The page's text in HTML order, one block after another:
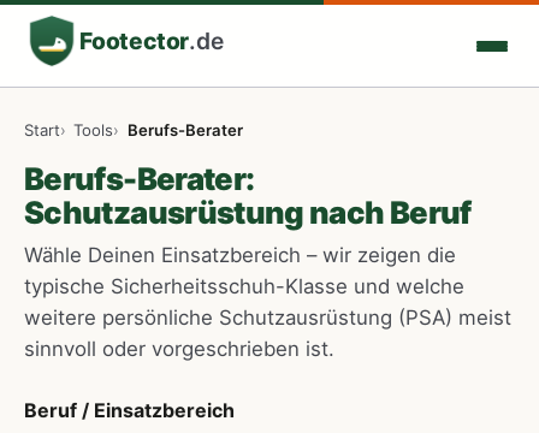
Footector.de
Start Tools Berufs-Berater
Berufs-Berater:
Schutzausrüstung nach Beruf
Wähle Deinen Einsatzbereich – wir zeigen die
typische Sicherheitsschuh-Klasse und welche
weitere persönliche Schutzausrüstung (PSA) meist
sinnvoll oder vorgeschrieben ist.
Beruf / Einsatzbereich